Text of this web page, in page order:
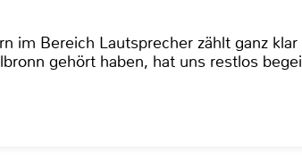
im Bereich Lautsprecher zählt ganz klar
gehört haben, hat uns restlos